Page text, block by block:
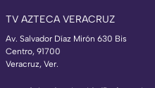
TV AZTECA VERACRUZ
Av. Salvador Díaz Mirón 630 Bis
Centro, 91700
Veracruz, Ver.